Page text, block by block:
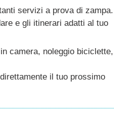
servizi a prova di zampa.
e gli itinerari adatti al tuo
camera, noleggio biciclette,
il tuo prossimo